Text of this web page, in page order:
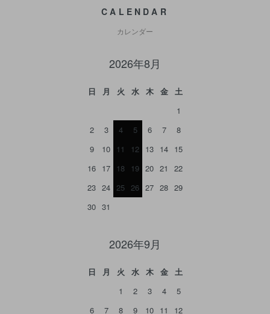
CALENDAR
カレンダー
2026年8月
日 月 火 水 木 金
土
1
2
3 4 5 6 7
8
9
10 11 12 13 14 15
16 17 18 19 20 21
22
23 24 25 26 27 28 29
30 31
2026年9月
日 月 火 水 木 金
土
1
2 3 4
5
6
7 8 9 10 11
12